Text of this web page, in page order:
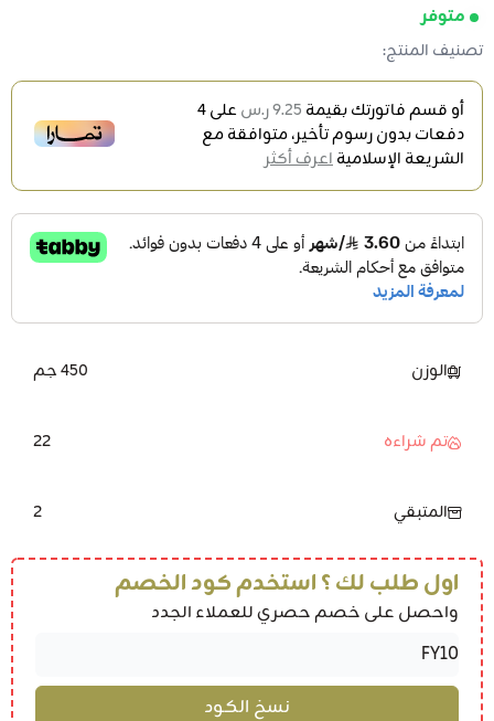
متوفر
تصنيف المنتج:
أو قسم فاتورتك بقيمة 9.25 ر.س على4
دفعات بدون رسوم تأخير، متوافقة مع
الشريعة الإسلاميةاعرف أكثر
الوزن 450 جم
تم شراءه 22
المتبقي 2
اول طلب لك ؟ استخدم كود الخصم
واحصل على خصم حصري للعملاء الجدد